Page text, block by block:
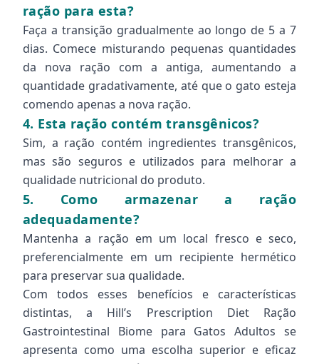
ração para esta?
Faça a transição gradualmente ao longo de 5 a 7
dias. Comece misturando pequenas quantidades
da nova ração com a antiga, aumentando a
quantidade gradativamente, até que o gato esteja
comendo apenas a nova ração.
4. Esta ração contém transgênicos?
Sim, a ração contém ingredientes transgênicos,
mas são seguros e utilizados para melhorar a
qualidade nutricional do produto.
5. Como armazenar a ração
adequadamente?
Mantenha a ração em um local fresco e seco,
preferencialmente em um recipiente hermético
para preservar sua qualidade.
Com todos esses benefícios e características
distintas, a Hill’s Prescription Diet Ração
Gastrointestinal Biome para Gatos Adultos se
apresenta como uma escolha superior e eficaz